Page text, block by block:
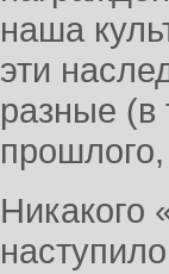
наша
эти
разные
Никакого